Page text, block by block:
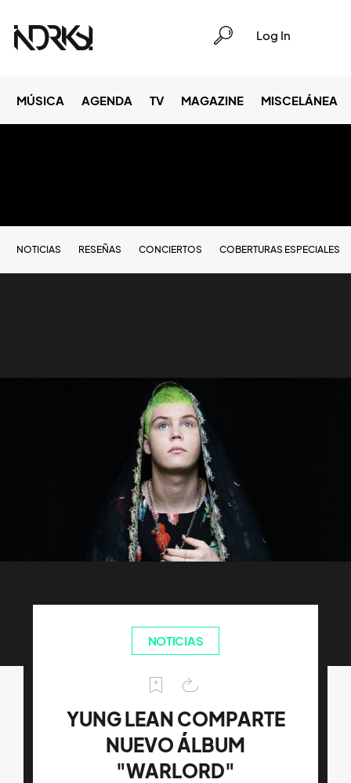
Log In
MÚSICA AGENDA TV MAGAZINE MISCELÁNEA
NOTICIAS RESEÑAS CONCIERTOS COBERTURAS ESPECIALES
NOTICIAS
YUNG LEAN COMPARTE
NUEVO ÁLBUM
"WARLORD"